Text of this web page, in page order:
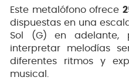
Este metalófono ofrece
dispuestas en una
Sol (G) en adelante,
interpretar melodías
diferentes ritmos y
musical.